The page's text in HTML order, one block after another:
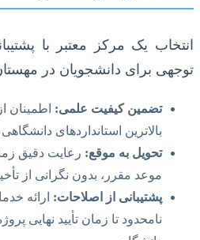
انتخاب یک مرکز معتبر با
توجهی برای دانشجویان در
تضمین کیفیت علمی: اطمینان
بالاترین استانداردهای
تحویل به موقع: رعایت دقیق
موعد مقرر، بدون نگرانی از
پشتیبانی از اصلاحات: ارائه
نامحدود تا زمان تأیید نهایی